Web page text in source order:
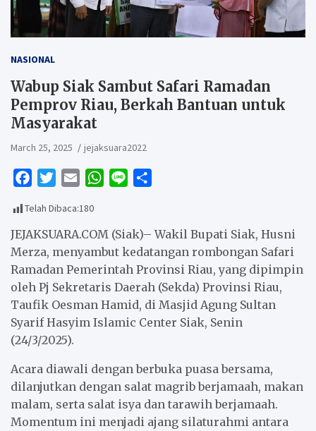
NASIONAL
Wabup Siak Sambut Safari Ramadan
Pemprov Riau, Berkah Bantuan untuk
Masyarakat
March 25, 2025 jejaksuara2022
c
e
b
o
o
k
i
t
t
e
r
a
i
l
W
t
s
A
p
p
e
r
e
Telah Dibaca:180
JEJAKSUARA.COM (Siak)– Wakil Bupati Siak, Husni
Merza, menyambut kedatangan rombongan Safari
Ramadan Pemerintah Provinsi Riau, yang dipimpin
oleh Pj Sekretaris Daerah (Sekda) Provinsi Riau,
Taufik Oesman Hamid, di Masjid Agung Sultan
Syarif Hasyim Islamic Center Siak, Senin
(24/3/2025).
Acara diawali dengan berbuka puasa bersama,
dilanjutkan dengan salat magrib berjamaah, makan
malam, serta salat isya dan tarawih berjamaah.
Momentum ini menjadi ajang silaturahmi antara